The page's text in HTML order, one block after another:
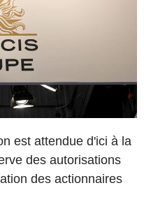
est attendue d'ici à la
des autorisations
des actionnaires